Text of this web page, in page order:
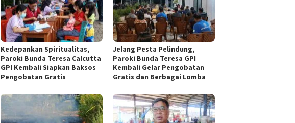
Kedepankan Spiritualitas,
Paroki Bunda Teresa Calcutta
GPI Kembali Siapkan Baksos
Pengobatan Gratis
Jelang Pesta Pelindung,
Paroki Bunda Teresa GPI
Kembali Gelar Pengobatan
Gratis dan Berbagai Lomba